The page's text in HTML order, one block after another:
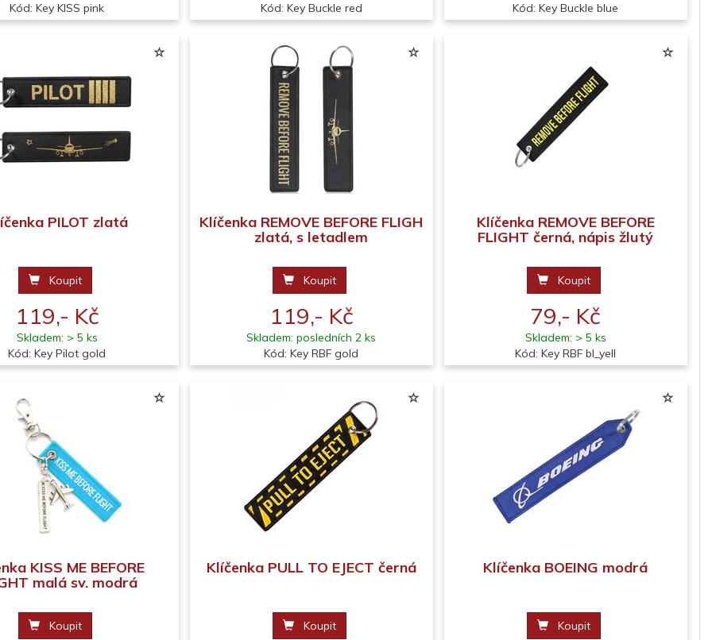
Kód: Key KISS pink
Kód: Key Buckle red
Kód: Key Buckle blue
PILOT zlatá
Koupit
119,- Kč
Skladem: > 5 ks
Kód: Key Pilot gold
Klíčenka REMOVE BEFORE FLIGH
zlatá, s letadlem
Koupit
119,- Kč
Skladem: posledních 2 ks
Kód: Key RBF gold
Klíčenka REMOVE BEFORE
FLIGHT černá, nápis žlutý
Koupit
79,- Kč
Skladem: > 5 ks
Kód: Key RBF bl_yell
KISS ME BEFORE
malá sv. modrá
Koupit
Klíčenka PULL TO EJECT černá
Koupit
Klíčenka BOEING modrá
Koupit